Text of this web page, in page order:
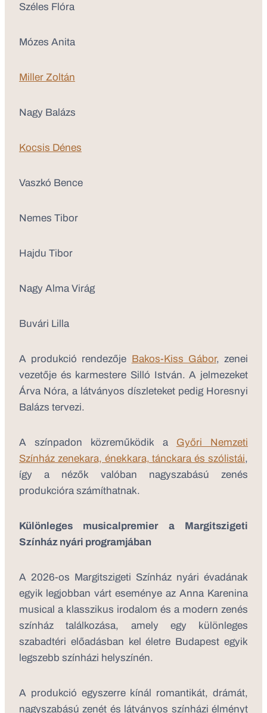
Széles Flóra
Mózes Anita
Miller Zoltán
Nagy Balázs
Kocsis Dénes
Vaszkó Bence
Nemes Tibor
Hajdu Tibor
Nagy Alma Virág
Buvári Lilla
A produkció rendezője Bakos-Kiss Gábor, zenei
vezetője és karmestere Silló István. A jelmezeket
Árva Nóra, a látványos díszleteket pedig Horesnyi
Balázs tervezi.
A színpadon közreműködik a Győri Nemzeti
Színház zenekara, énekkara, tánckara és szólistái,
így a nézők valóban nagyszabású zenés
produkcióra számíthatnak.
Különleges musicalpremier a Margitszigeti
Színház nyári programjában
A 2026-os Margitszigeti Színház nyári évadának
egyik legjobban várt eseménye az Anna Karenina
musical a klasszikus irodalom és a modern zenés
színház találkozása, amely egy különleges
szabadtéri előadásban kel életre Budapest egyik
legszebb színházi helyszínén.
A produkció egyszerre kínál romantikát, drámát,
nagyszabású zenét és látványos színházi élményt